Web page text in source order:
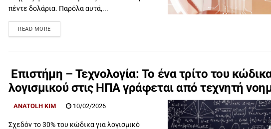
πέντε δολάρια. Παρόλα αυτά,...
READ MORE
Επιστήμη – Τεχνολογία: Το ένα τρίτο του
λογισμικού στις ΗΠΑ γράφεται από τεχνητή
ANATOLH KIM 10/02/2026
Σχεδόν το 30% του κώδικα για λογισμικό